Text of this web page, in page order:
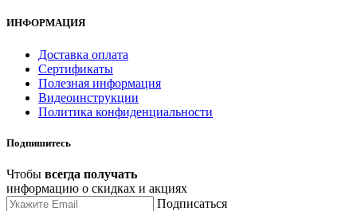
ИНФОРМАЦИЯ
Доставка оплата
Сертификаты
Полезная информация
Видеоинструкции
Политика конфиденциальности
Подпишитесь
Чтобы всегда получать
информацию о скидках и акциях
Подписаться